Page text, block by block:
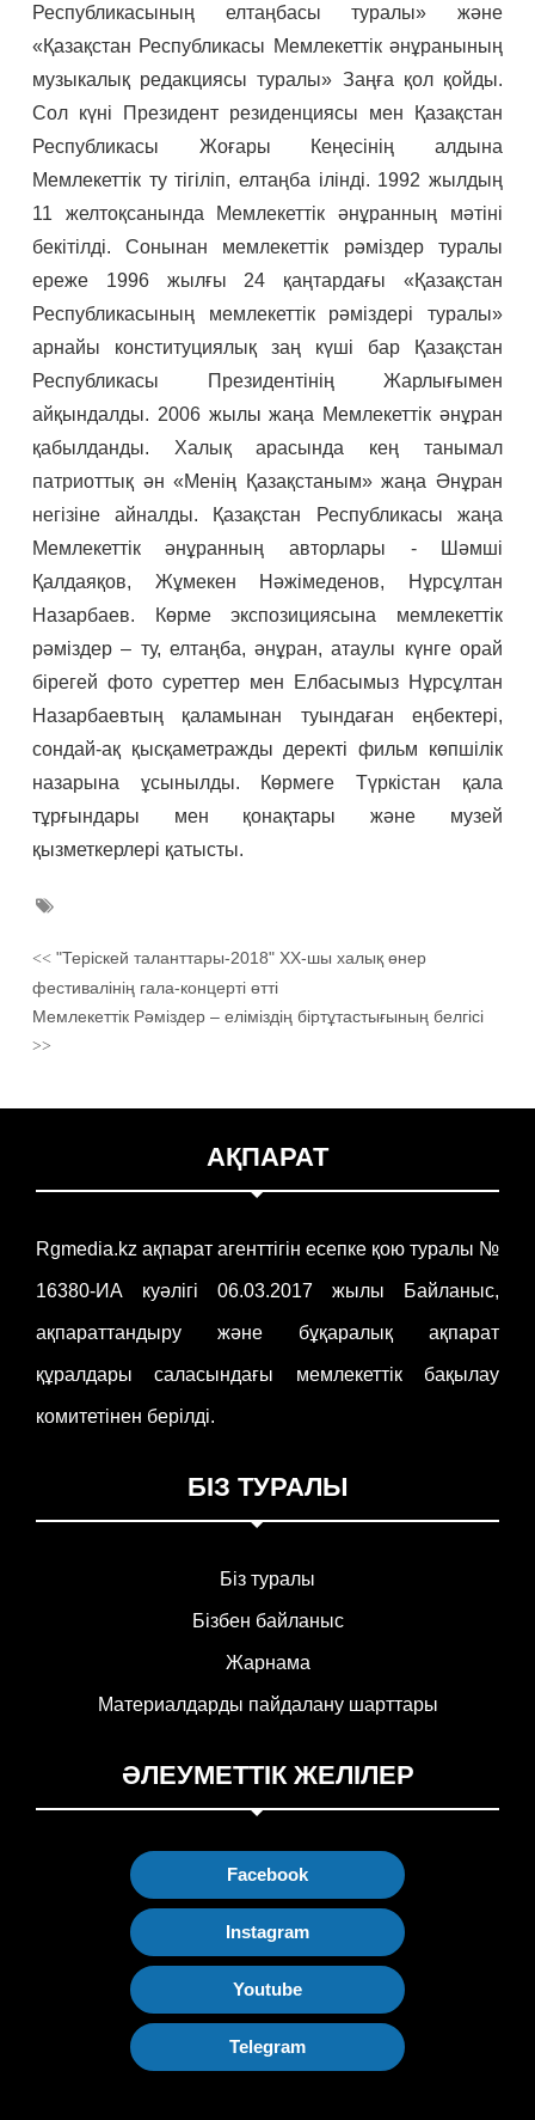
Республикасының елтаңбасы туралы» және
«Қазақстан Республикасы Мемлекеттік әнұранының
музыкалық редакциясы туралы» Заңға қол қойды.
Сол күні Президент резиденциясы мен Қазақстан
Республикасы Жоғары Кеңесінің алдына
Мемлекеттік ту тігіліп, елтаңба ілінді. 1992 жылдың
11 желтоқсанында Мемлекеттік әнұранның мәтіні
бекітілді. Сонынан мемлекеттік рәміздер туралы
ереже 1996 жылғы 24 қаңтардағы «Қазақстан
Республикасының мемлекеттік рәміздері туралы»
арнайы конституциялық заң күші бар Қазақстан
Республикасы Президентінің Жарлығымен
айқындалды. 2006 жылы жаңа Мемлекеттік әнұран
қабылданды. Халық арасында кең танымал
патриоттық ән «Менің Қазақстаным» жаңа Әнұран
негізіне айналды. Қазақстан Республикасы жаңа
Мемлекеттік әнұранның авторлары - Шәмші
Қалдаяқов, Жұмекен Нәжімеденов, Нұрсұлтан
Назарбаев. Көрме экспозициясына мемлекеттік
рәміздер – ту, елтаңба, әнұран, атаулы күнге орай
бірегей фото суреттер мен Елбасымыз Нұрсұлтан
Назарбаевтың қаламынан туындаған еңбектері,
сондай-ақ қысқаметражды деректі фильм көпшілік
назарына ұсынылды. Көрмеге Түркістан қала
тұрғындары мен қонақтары және музей
қызметкерлері қатысты.
<<"Теріскей таланттары-2018" XX-шы халық өнер
фестивалінің гала-концерті өтті
Мемлекеттік Рәміздер – еліміздің біртұтастығының белгісі
>>
АҚПАРАТ
Rgmedia.kz ақпарат агенттігін есепке қою туралы №
16380-ИА куәлігі 06.03.2017 жылы Байланыс,
ақпараттандыру және бұқаралық ақпарат
құралдары саласындағы мемлекеттік бақылау
комитетінен берілді.
БІЗ ТУРАЛЫ
Біз туралы
Бізбен байланыс
Жарнама
Материалдарды пайдалану шарттары
ӘЛЕУМЕТТІК ЖЕЛІЛЕР
Facebook
Instagram
Youtube
Telegram